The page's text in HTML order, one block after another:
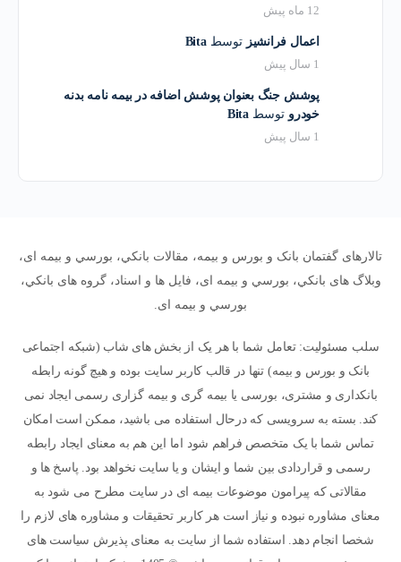
12 ماه پیش
اعمال فرانشیز توسطBita
1 سال پیش
پوشش جنگ بعنوان پوشش اضافه در بیمه نامه بدنه
خودرو توسط Bita
1 سال پیش
تالارهای گفتمان بانک و بورس و بیمه، مقالات بانکي، بورسي و بیمه ای،
وبلاگ های بانکي، بورسي و بیمه ای، فایل ها و اسناد، گروه های بانکي،
بورسي و بیمه ای.
سلب مسئولیت: تعامل شما با هر یک از بخش های شاب (شبکه اجتماعی
بانک و بورس و بیمه) تنها در قالب کاربر سایت بوده و هیچ گونه رابطه
بانکداری و مشتری، بورسی یا بیمه گری و بیمه گزاری رسمی ایجاد نمی
کند. بسته به سرویسی که درحال استفاده می باشید، ممکن است امکان
تماس شما با یک متخصص فراهم شود اما این هم به معنای ایجاد رابطه
رسمی و قراردادی بین شما و ایشان و یا سایت نخواهد بود. پاسخ ها و
مقالاتی که پیرامون موضوعات بیمه ای در سایت مطرح می شود به
معنای مشاوره نبوده و نیاز است هر کاربر تحقیقات و مشاوره های لازم را
شخصا انجام دهد. استفاده شما از سایت به معنای پذیرش سیاست های